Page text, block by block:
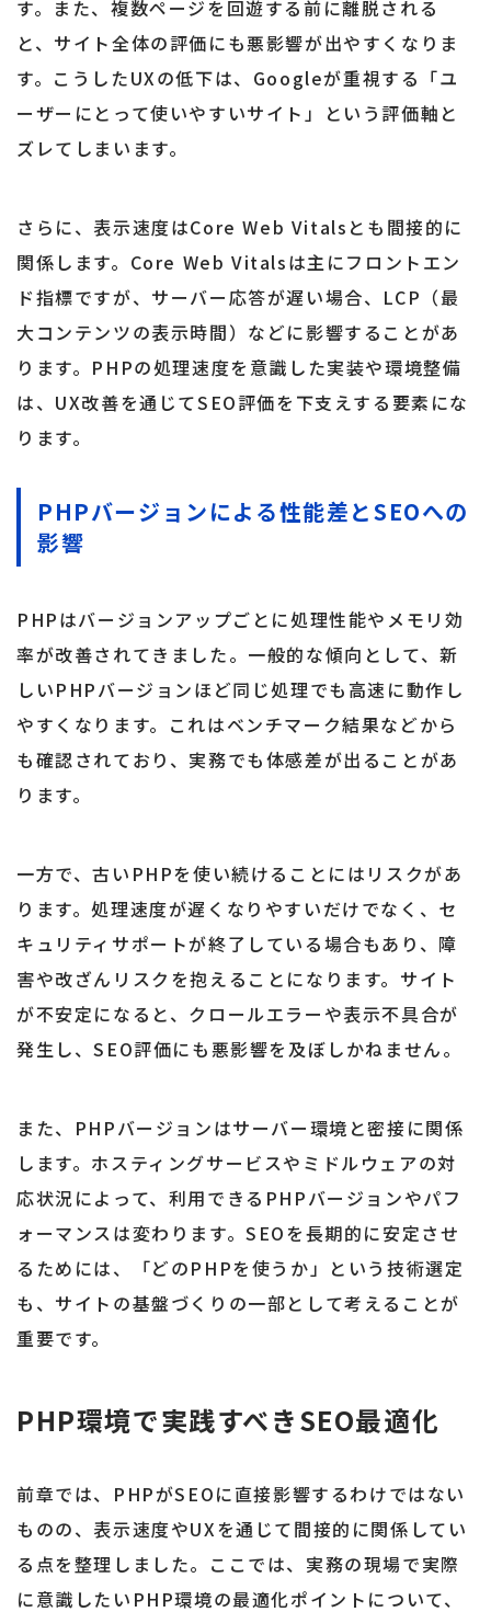
す。また、複数ページを回遊する前に離脱される
と、サイト全体の評価にも悪影響が出やすくなりま
す。こうしたUXの低下は、Googleが重視する「ユ
ーザーにとって使いやすいサイト」という評価軸と
ズレてしまいます。
さらに、表示速度はCore Web Vitalsとも間接的に
関係します。Core Web Vitalsは主にフロントエン
ド指標ですが、サーバー応答が遅い場合、LCP（最
大コンテンツの表示時間）などに影響することがあ
ります。PHPの処理速度を意識した実装や環境整備
は、UX改善を通じてSEO評価を下支えする要素にな
ります。
PHPバージョンによる性能差とSEOへの
影響
PHPはバージョンアップごとに処理性能やメモリ効
率が改善されてきました。一般的な傾向として、新
しいPHPバージョンほど同じ処理でも高速に動作し
やすくなります。これはベンチマーク結果などから
も確認されており、実務でも体感差が出ることがあ
ります。
一方で、古いPHPを使い続けることにはリスクがあ
ります。処理速度が遅くなりやすいだけでなく、セ
キュリティサポートが終了している場合もあり、障
害や改ざんリスクを抱えることになります。サイト
が不安定になると、クロールエラーや表示不具合が
発生し、SEO評価にも悪影響を及ぼしかねません。
また、PHPバージョンはサーバー環境と密接に関係
します。ホスティングサービスやミドルウェアの対
応状況によって、利用できるPHPバージョンやパフ
ォーマンスは変わります。SEOを長期的に安定させ
るためには、「どのPHPを使うか」という技術選定
も、サイトの基盤づくりの一部として考えることが
重要です。
PHP環境で実践すべきSEO最適化
前章では、PHPがSEOに直接影響するわけではない
ものの、表示速度やUXを通じて間接的に関係してい
る点を整理しました。ここでは、実務の現場で実際
に意識したいPHP環境の最適化ポイントについて、